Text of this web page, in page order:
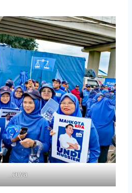
_cuva